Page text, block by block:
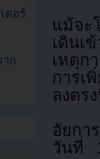
แม้จะ
เดิน
เหตุก
การเ
ลงตร
อัยกา
วันที่
ตอร์
ก